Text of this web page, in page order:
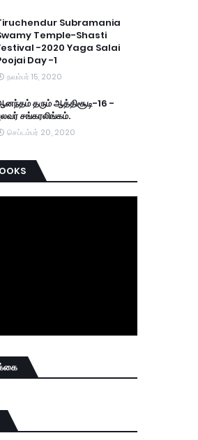
Subramania
Temple-Shasti
-2020 Yaga Salai
Day -1
நவம்பர் 15, 2020
தரும் ஆத்திசூடி-16 -
சங்கரலிங்கம்.
செப்டம்பர் 20, 2020